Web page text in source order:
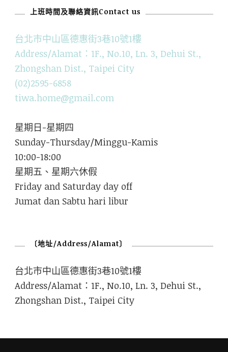
上班時間及聯絡資訊Contact us
台北市中山區德惠街3巷10號1樓
Address/Alamat：1F., No.10, Ln. 3, Dehui St.,
Zhongshan Dist., Taipei City
(02)2595-6858
tiwa.home@gmail.com
星期日-星期四
Sunday-Thursday/Minggu-Kamis
10:00-18:00
星期五、星期六休假
Friday and Saturday day off
Jumat dan Sabtu hari libur
〔地址/Address/Alamat〕
台北市中山區德惠街3巷10號1樓
Address/Alamat：1F., No.10, Ln. 3, Dehui St.,
Zhongshan Dist., Taipei City